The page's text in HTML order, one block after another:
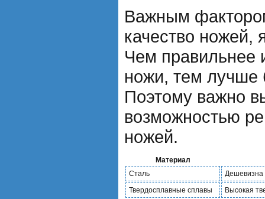
Важным
качество ножей,
Чем правильнее
ножи, тем лучше
Поэтому важно
возможностью
ножей.
Материал
Сталь
Дешевизна
Твердосплавные сплавы
Высокая